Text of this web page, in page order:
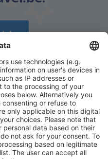
plan gemakkelijk uw